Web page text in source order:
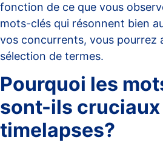
fonction de ce que vous
mots-clés qui résonnent bien
vos concurrents, vous
sélection de termes.
Pourquoi les
sont-ils cruciaux
timelapses?